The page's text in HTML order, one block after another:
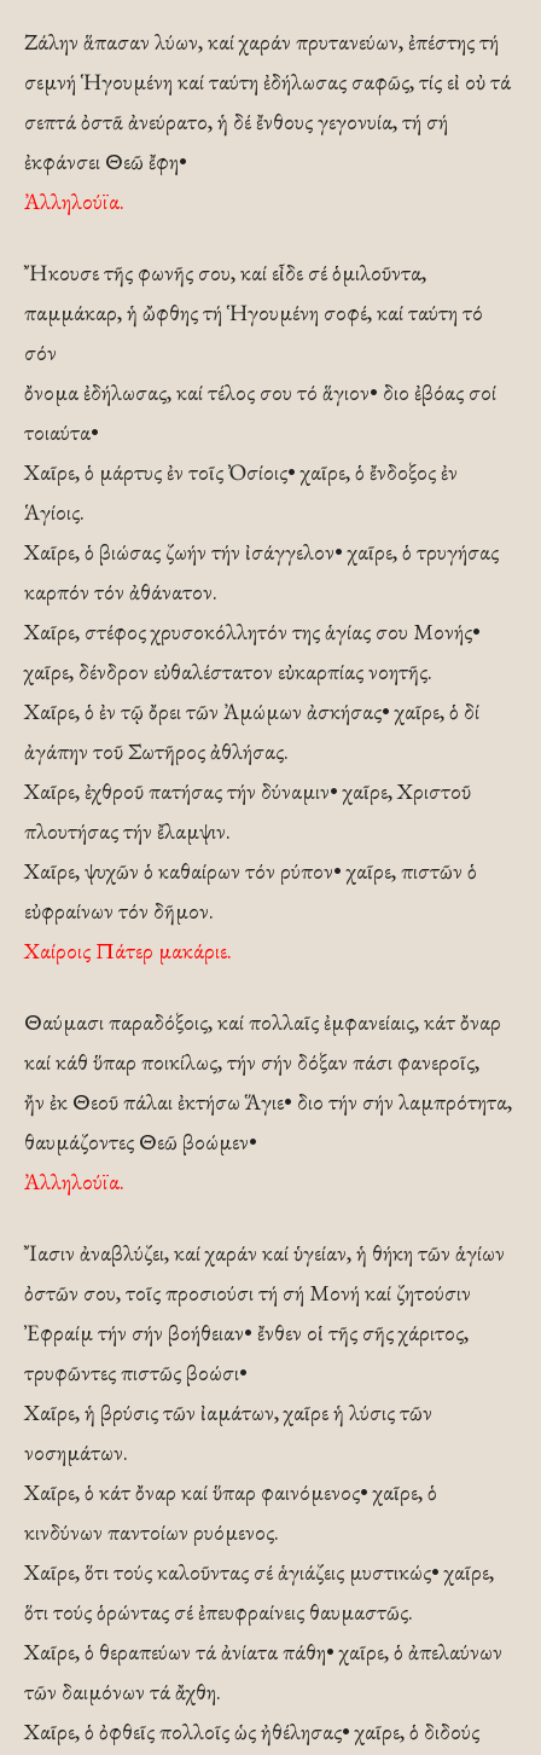
Ζάλην ἅπασαν λύων, καί χαράν πρυτανεύων, ἐπέστης τή
σεμνή Ἡγουμένη καί ταύτη ἐδήλωσας σαφῶς, τίς εἰ οὐ τά
σεπτά ὀστᾶ ἀνεύρατο, ἡ δέ ἔνθους γεγονυία, τή σή
ἐκφάνσει Θεῶ ἔφη•
Ἀλληλούϊα.
Ἤκουσε τῆς φωνῆς σου, καί εἶδε σέ ὁμιλοῦντα,
παμμάκαρ, ἡ ὤφθης τή Ἡγουμένη σοφέ, καί ταύτη τό
σόν
ὄνομα ἐδήλωσας, καί τέλος σου τό ἅγιον• διο ἐβόας σοί
τοιαύτα•
Χαῖρε, ὁ μάρτυς ἐν τοῖς Ὀσίοις• χαῖρε, ὁ ἔνδοξος ἐν
Ἁγίοις.
Χαῖρε, ὁ βιώσας ζωήν τήν ἰσάγγελον• χαῖρε, ὁ τρυγήσας
καρπόν τόν ἀθάνατον.
Χαῖρε, στέφος χρυσοκόλλητόν της ἁγίας σου Μονής•
χαῖρε, δένδρον εὐθαλέστατον εὐκαρπίας νοητῆς.
Χαῖρε, ὁ ἐν τῷ ὄρει τῶν Ἀμώμων ἀσκήσας• χαῖρε, ὁ δί
ἀγάπην τοῦ Σωτῆρος ἀθλήσας.
Χαῖρε, ἐχθροῦ πατήσας τήν δύναμιν• χαῖρε, Χριστοῦ
πλουτήσας τήν ἔλαμψιν.
Χαῖρε, ψυχῶν ὁ καθαίρων τόν ρύπον• χαῖρε, πιστῶν ὁ
εὐφραίνων τόν δῆμον.
Χαίροις Πάτερ μακάριε.
Θαύμασι παραδόξοις, καί πολλαῖς ἐμφανείαις, κάτ ὄναρ
καί κάθ ὕπαρ ποικίλως, τήν σήν δόξαν πάσι φανεροῖς,
ἤν ἐκ Θεοῦ πάλαι ἐκτήσω Ἅγιε• διο τήν σήν λαμπρότητα,
θαυμάζοντες Θεῶ βοώμεν•
Ἀλληλούϊα.
Ἴασιν ἀναβλύζει, καί χαράν καί ὑγείαν, ἡ θήκη τῶν ἁγίων
ὀστῶν σου, τοῖς προσιούσι τή σή Μονή καί ζητούσιν
Ἐφραίμ τήν σήν βοήθειαν• ἔνθεν οἱ τῆς σῆς χάριτος,
τρυφῶντες πιστῶς βοώσι•
Χαῖρε, ἡ βρύσις τῶν ἰαμάτων, χαῖρε ἡ λύσις τῶν
νοσημάτων.
Χαῖρε, ὁ κάτ ὄναρ καί ὕπαρ φαινόμενος• χαῖρε, ὁ
κινδύνων παντοίων ρυόμενος.
Χαῖρε, ὅτι τούς καλοῦντας σέ ἁγιάζεις μυστικώς• χαῖρε,
ὅτι τούς ὁρώντας σέ ἐπευφραίνεις θαυμαστῶς.
Χαῖρε, ὁ θεραπεύων τά ἀνίατα πάθη• χαῖρε, ὁ ἀπελαύνων
τῶν δαιμόνων τά ἄχθη.
Χαῖρε, ὁ ὀφθεῖς πολλοῖς ὡς ἠθέλησας• χαῖρε, ὁ διδούς